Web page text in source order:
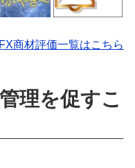
商材評価一覧はこちら
理を促すこ